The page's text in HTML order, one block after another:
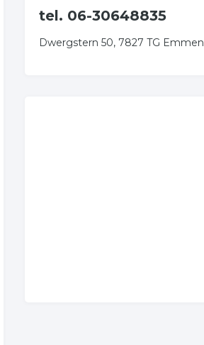
tel. 06-30648835
Dwergstern 50, 7827 TG Emmen